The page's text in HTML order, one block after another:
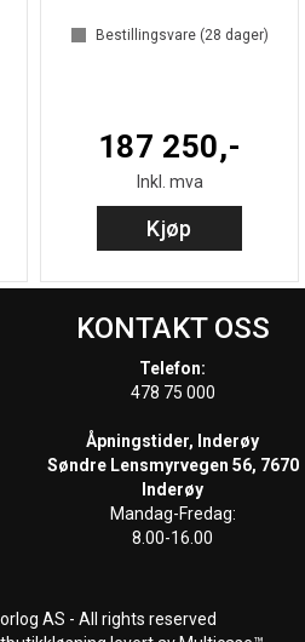
Bestillingsvare (28 dager)
187 250,-
Inkl. mva
Kjøp
KONTAKT OSS
Telefon:
478 75 000
Åpningstider, Inderøy
Søndre Lensmyrvegen 56, 7670
Inderøy
Mandag-Fredag:
8.00-16.00
AS - All rights reserved